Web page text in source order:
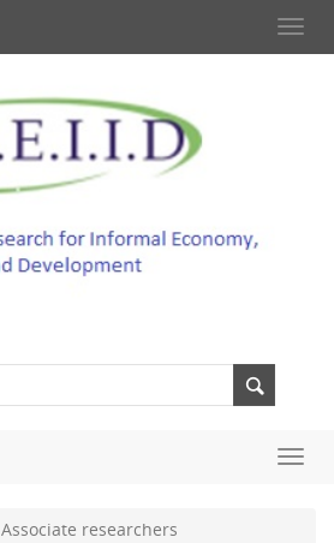
Associate researchers